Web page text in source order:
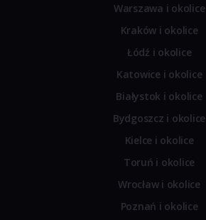
Warszawa i okolice
Kraków i okolice
Łódź i okolice
Katowice i okolice
Białystok i okolice
Bydgoszcz i okolice
Kielce i okolice
Toruń i okolice
Wrocław i okolice
Poznań i okolice